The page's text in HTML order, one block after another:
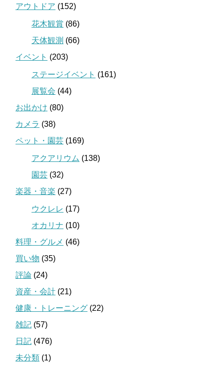
アウトドア (152)
花木観賞 (86)
天体観測 (66)
イベント (203)
ステージイベント (161)
展覧会 (44)
お出かけ (80)
カメラ (38)
ペット・園芸 (169)
アクアリウム (138)
園芸 (32)
楽器・音楽 (27)
ウクレレ (17)
オカリナ (10)
料理・グルメ (46)
買い物 (35)
評論 (24)
資産・会計 (21)
健康・トレーニング (22)
雑記 (57)
日記 (476)
未分類 (1)